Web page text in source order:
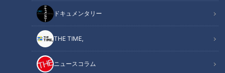
ドキュメンタリー
THE TIME,
ニュースコラム
この記事を見たあなたへのおすすめ